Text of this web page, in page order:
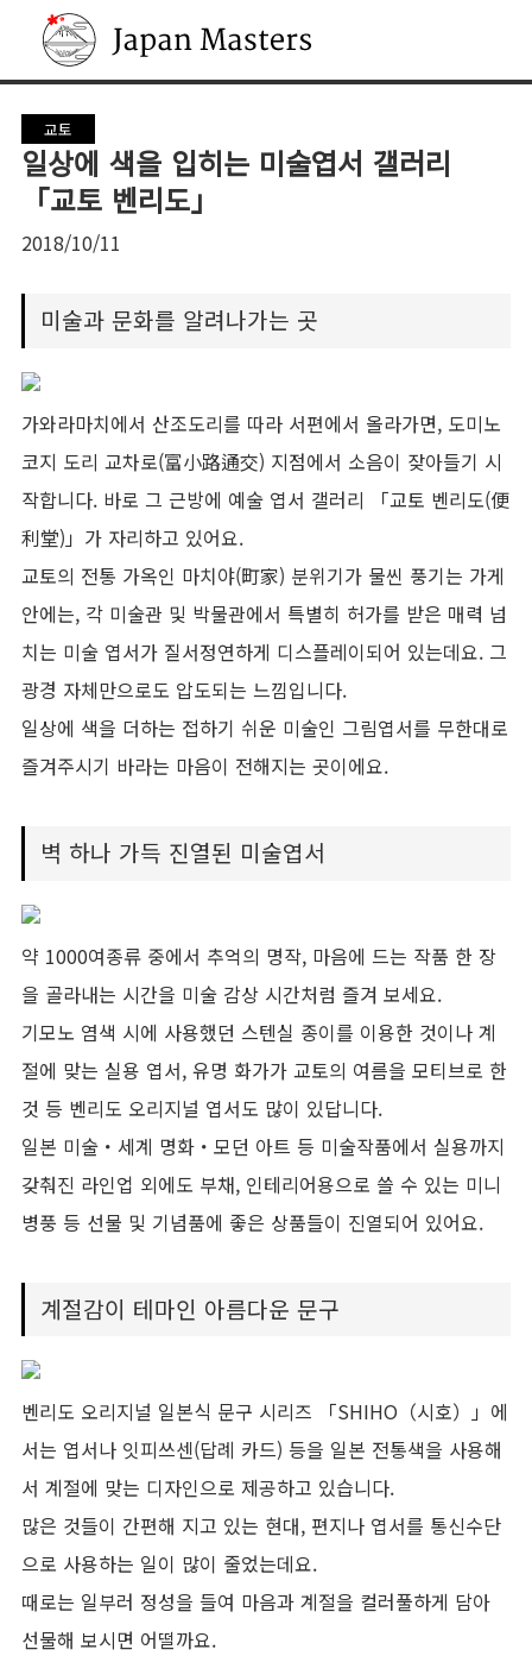
Japan Masters
교토
일상에 색을 입히는 미술엽서 갤러리
「교토 벤리도」
2018/10/11
미술과 문화를 알려나가는 곳
가와라마치에서 산조도리를 따라 서편에서 올라가면, 도미노
코지 도리 교차로(富小路通交) 지점에서 소음이 잦아들기 시
작합니다. 바로 그 근방에 예술 엽서 갤러리 「교토 벤리도(便
利堂)」가 자리하고 있어요.
교토의 전통 가옥인 마치야(町家) 분위기가 물씬 풍기는 가게
안에는, 각 미술관 및 박물관에서 특별히 허가를 받은 매력 넘
치는 미술 엽서가 질서정연하게 디스플레이되어 있는데요. 그
광경 자체만으로도 압도되는 느낌입니다.
일상에 색을 더하는 접하기 쉬운 미술인 그림엽서를 무한대로
즐겨주시기 바라는 마음이 전해지는 곳이에요.
벽 하나 가득 진열된 미술엽서
약 1000여종류 중에서 추억의 명작, 마음에 드는 작품 한 장
을 골라내는 시간을 미술 감상 시간처럼 즐겨 보세요.
기모노 염색 시에 사용했던 스텐실 종이를 이용한 것이나 계
절에 맞는 실용 엽서, 유명 화가가 교토의 여름을 모티브로 한
것 등 벤리도 오리지널 엽서도 많이 있답니다.
일본 미술・세계 명화・모던 아트 등 미술작품에서 실용까지
갖춰진 라인업 외에도 부채, 인테리어용으로 쓸 수 있는 미니
병풍 등 선물 및 기념품에 좋은 상품들이 진열되어 있어요.
계절감이 테마인 아름다운 문구
벤리도 오리지널 일본식 문구 시리즈 「SHIHO（시호）」에
서는 엽서나 잇피쓰센(답례 카드) 등을 일본 전통색을 사용해
서 계절에 맞는 디자인으로 제공하고 있습니다.
많은 것들이 간편해 지고 있는 현대, 편지나 엽서를 통신수단
으로 사용하는 일이 많이 줄었는데요.
때로는 일부러 정성을 들여 마음과 계절을 컬러풀하게 담아
선물해 보시면 어떨까요.